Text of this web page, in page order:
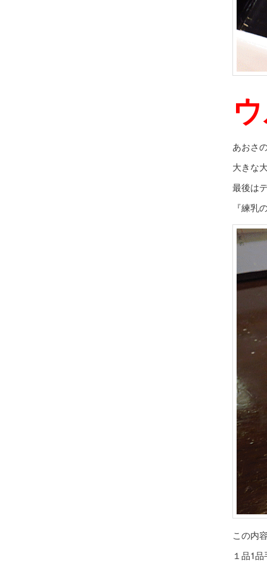
あおさ
大きな
最後は
『練乳
この内
１品1